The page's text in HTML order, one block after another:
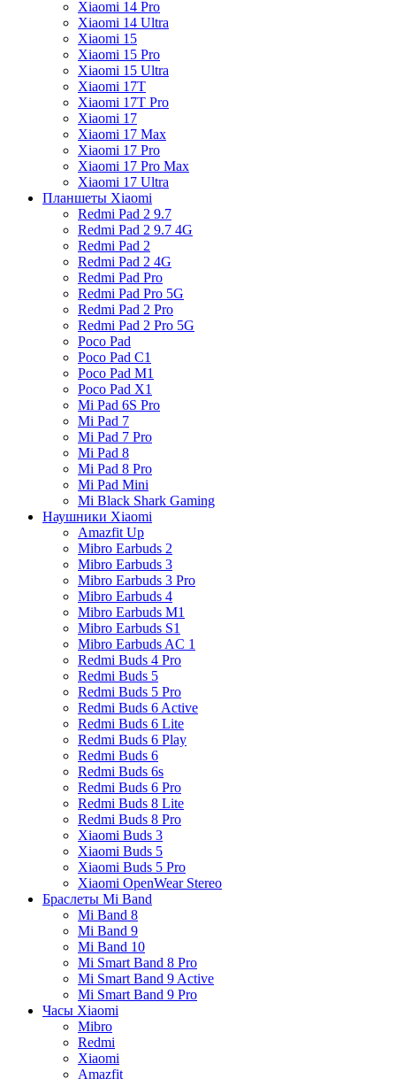
Xiaomi 14 Pro
Xiaomi 14 Ultra
Xiaomi 15
Xiaomi 15 Pro
Xiaomi 15 Ultra
Xiaomi 17T
Xiaomi 17T Pro
Xiaomi 17
Xiaomi 17 Max
Xiaomi 17 Pro
Xiaomi 17 Pro Max
Xiaomi 17 Ultra
Планшеты Xiaomi
Redmi Pad 2 9.7
Redmi Pad 2 9.7 4G
Redmi Pad 2
Redmi Pad 2 4G
Redmi Pad Pro
Redmi Pad Pro 5G
Redmi Pad 2 Pro
Redmi Pad 2 Pro 5G
Poco Pad
Poco Pad C1
Poco Pad M1
Poco Pad X1
Mi Pad 6S Pro
Mi Pad 7
Mi Pad 7 Pro
Mi Pad 8
Mi Pad 8 Pro
Mi Pad Mini
Mi Black Shark Gaming
Наушники Xiaomi
Amazfit Up
Mibro Earbuds 2
Mibro Earbuds 3
Mibro Earbuds 3 Pro
Mibro Earbuds 4
Mibro Earbuds M1
Mibro Earbuds S1
Mibro Earbuds AC 1
Redmi Buds 4 Pro
Redmi Buds 5
Redmi Buds 5 Pro
Redmi Buds 6 Active
Redmi Buds 6 Lite
Redmi Buds 6 Play
Redmi Buds 6
Redmi Buds 6s
Redmi Buds 6 Pro
Redmi Buds 8 Lite
Redmi Buds 8 Pro
Xiaomi Buds 3
Xiaomi Buds 5
Xiaomi Buds 5 Pro
Xiaomi OpenWear Stereo
Браслеты Mi Band
Mi Band 8
Mi Band 9
Mi Band 10
Mi Smart Band 8 Pro
Mi Smart Band 9 Active
Mi Smart Band 9 Pro
Часы Xiaomi
Mibro
Redmi
Xiaomi
Amazfit